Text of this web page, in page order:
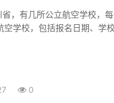
空学校，包括报名日期、学
0